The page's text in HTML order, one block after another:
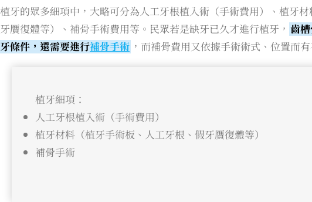
植牙的眾多細項中，大略可分為人工牙根植入術（手術費用）、植牙
牙贋復體等）、補骨手術費用等。民眾若是缺牙已久才進行植牙， 齒
牙條件，還需要進行補骨手術 ，而補骨費用又依據手術術式、位置而有
植牙細項：
人工牙根植入術（手術費用）
植牙材料（植牙手術板、人工牙根、假牙贋復體等）
補骨手術